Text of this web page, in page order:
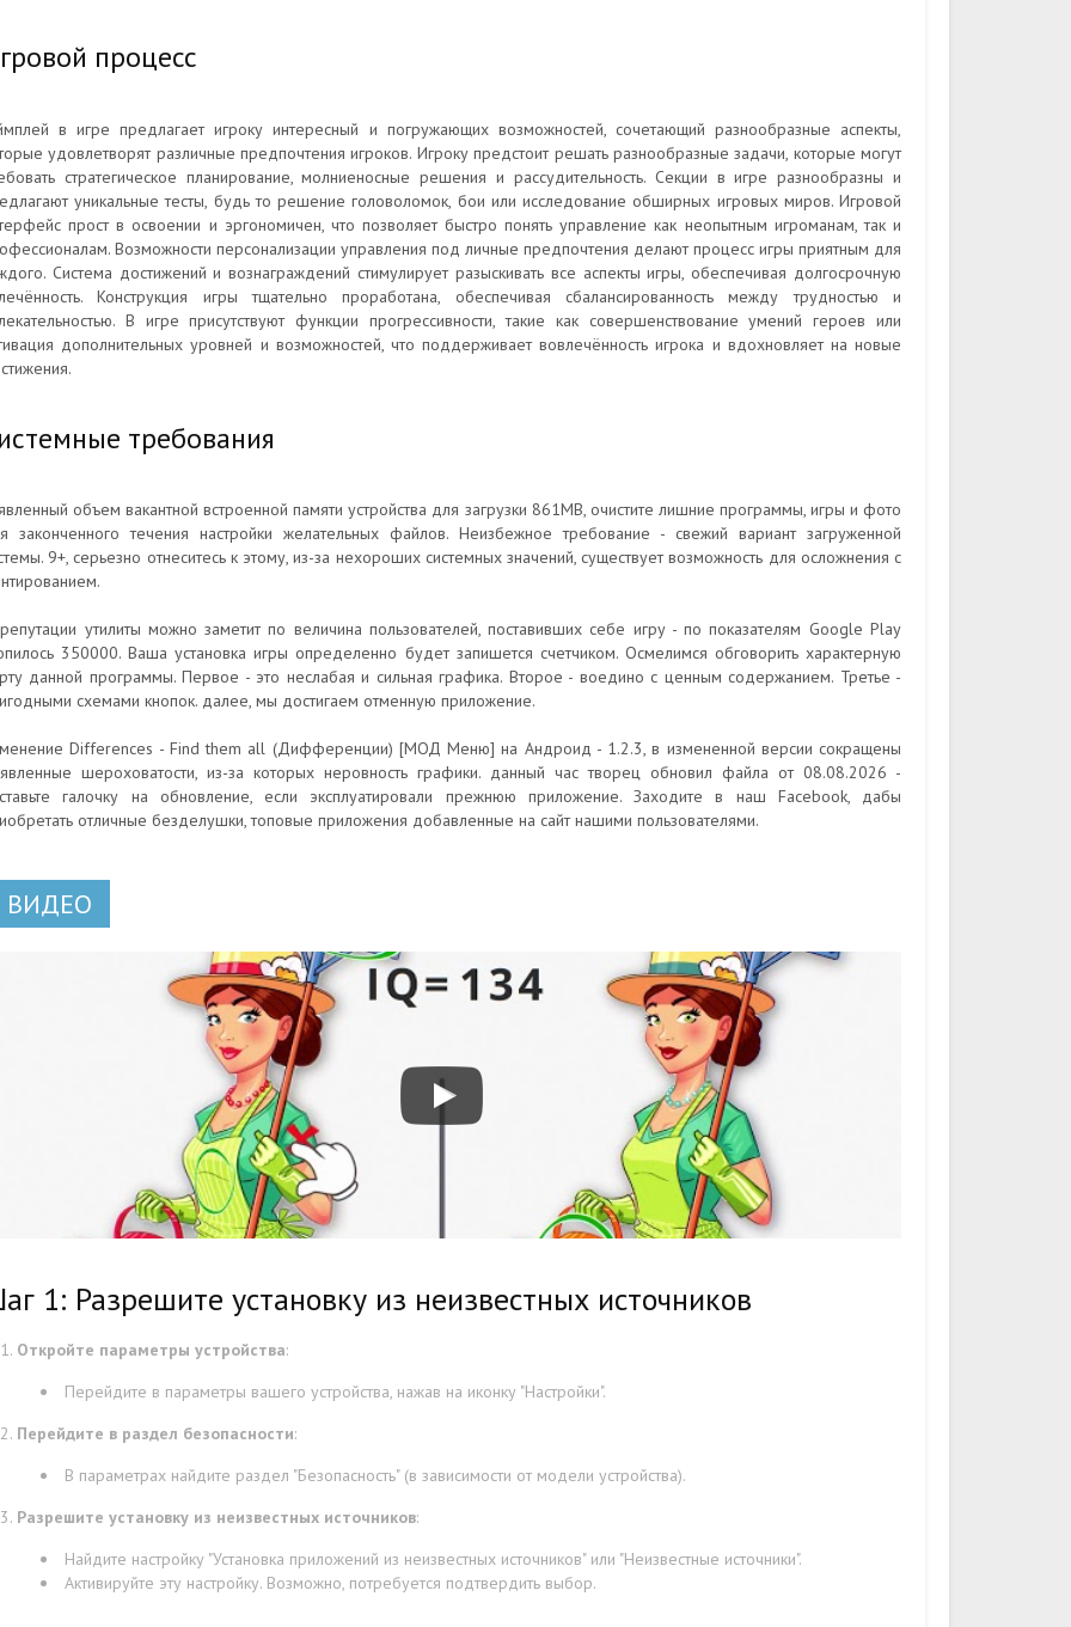
процесс
в игре предлагает игроку интересный и погружающих возможностей, сочетающий разнообразные аспекты,
удовлетворят различные предпочтения игроков. Игроку предстоит решать разнообразные задачи, которые могут
стратегическое планирование, молниеносные решения и рассудительность. Секции в игре разнообразны и
уникальные тесты, будь то решение головоломок, бои или исследование обширных игровых миров. Игровой
прост в освоении и эргономичен, что позволяет быстро понять управление как неопытным игроманам, так и
Возможности персонализации управления под личные предпочтения делают процесс игры приятным для
Система достижений и вознаграждений стимулирует разыскивать все аспекты игры, обеспечивая долгосрочную
Конструкция игры тщательно проработана, обеспечивая сбалансированность между трудностью и
В игре присутствуют функции прогрессивности, такие как совершенствование умений героев или
дополнительных уровней и возможностей, что поддерживает вовлечённость игрока и вдохновляет на новые
требования
объем вакантной встроенной памяти устройства для загрузки 861MB, очистите лишние программы, игры и фото
законченного течения настройки желательных файлов. Неизбежное требование - свежий вариант загруженной
9+, серьезно отнеситесь к этому, из-за нехороших системных значений, существует возможность для осложнения с
утилиты можно заметит по величина пользователей, поставивших себе игру - по показателям Google Play
350000. Ваша установка игры определенно будет запишется счетчиком. Осмелимся обговорить характерную
данной программы. Первое - это неслабая и сильная графика. Второе - воедино с ценным содержанием. Третье -
схемами кнопок. далее, мы достигаем отменную приложение.
Differences - Find them all (Дифференции) [МОД Меню] на Андроид - 1.2.3, в измененной версии сокращены
шероховатости, из-за которых неровность графики. данный час творец обновил файла от 08.08.2026 -
галочку на обновление, если эксплуатировали прежнюю приложение. Заходите в наш Facebook, дабы
отличные безделушки, топовые приложения добавленные на сайт нашими пользователями.
ВИДЕО
1: Разрешите установку из неизвестных источников
Откройте параметры устройства:
Перейдите в параметры вашего устройства, нажав на иконку "Настройки".
Перейдите в раздел безопасности:
В параметрах найдите раздел "Безопасность" (в зависимости от модели устройства).
Разрешите установку из неизвестных источников:
Найдите настройку "Установка приложений из неизвестных источников" или "Неизвестные источники".
Активируйте эту настройку. Возможно, потребуется подтвердить выбор.